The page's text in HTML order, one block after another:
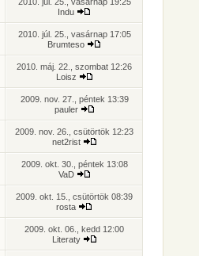
Indu
2010. júl. 25., vasárnap 17:05
Brumteso
2010. máj. 22., szombat 12:26
Loisz
2009. nov. 27., péntek 13:39
pauler
2009. nov. 26., csütörtök 12:23
net2rist
2009. okt. 30., péntek 13:08
VaD
2009. okt. 15., csütörtök 08:39
rosta
2009. okt. 06., kedd 12:00
Literaty